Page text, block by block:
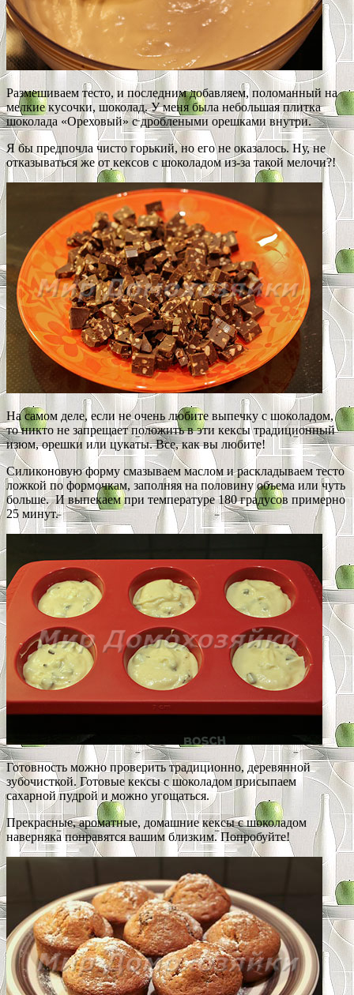
Размешиваем тесто, и последним добавляем, поломанный на
мелкие кусочки, шоколад. У меня была небольшая плитка
шоколада «Ореховый» с дроблеными орешками внутри.
Я бы предпочла чисто горький, но его не оказалось. Ну, не
отказываться же от кексов с шоколадом из-за такой мелочи?!
На самом деле, если не очень любите выпечку с шоколадом,
то никто не запрещает положить в эти кексы традиционный
изюм, орешки или цукаты. Все, как вы любите!
Силиконовую форму смазываем маслом и раскладываем тесто
ложкой по формочкам, заполняя на половину объема или чуть
больше. И выпекаем при температуре 180 градусов примерно
25 минут.
Готовность можно проверить традиционно, деревянной
зубочисткой. Готовые кексы с шоколадом присыпаем
сахарной пудрой и можно угощаться.
Прекрасные, ароматные, домашние кексы с шоколадом
наверняка понравятся вашим близким. Попробуйте!